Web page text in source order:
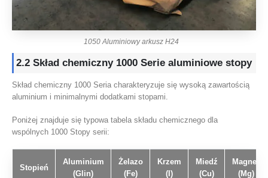
1050 Aluminiowy arkusz H24
2.2 Skład chemiczny 1000 Serie aluminiowe stopy
Skład chemiczny 1000 Seria charakteryzuje się wysoką zawartością
aluminium i minimalnymi dodatkami stopami.
Poniżej znajduje się typowa tabela składu chemicznego dla
wspólnych 1000 Stopy serii:
Stopień
Aluminium
(Glin)
Żelazo
(Fe)
Krzem
(I)
Miedź
(Cu)
Magnez
(Mg)